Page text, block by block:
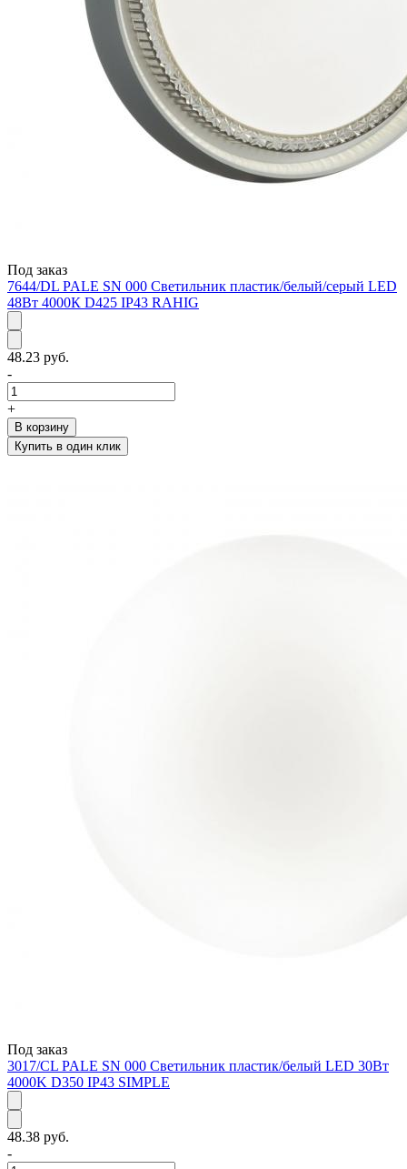
Под заказ
7644/DL PALE SN 000 Светильник пластик/белый/серый LED
48Вт 4000К D425 IP43 RAHIG
48.23 руб.
-
+
В корзину
Купить в один клик
Под заказ
3017/CL PALE SN 000 Светильник пластик/белый LED 30Вт
4000K D350 IP43 SIMPLE
48.38 руб.
-